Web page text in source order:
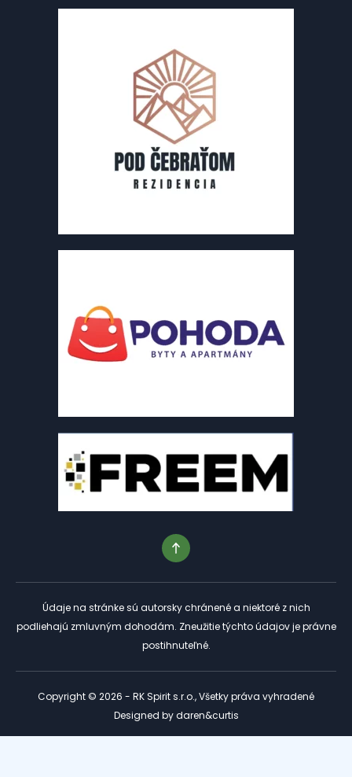
Údaje na stránke sú autorsky chránené a niektoré z nich
podliehajú zmluvným dohodám. Zneužitie týchto údajov je právne
postihnuteľné.
Copyright © 2026 - RK Spirit s.r.o., Všetky práva vyhradené
Designed bydaren&curtis